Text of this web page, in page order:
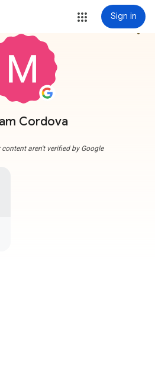
Sign in
Cordova
more_vert
content aren't verified by Google